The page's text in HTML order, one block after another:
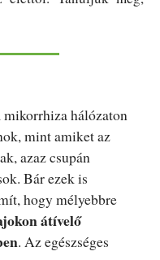
hálózaton
mint amiket az
azaz csupán
Bár ezek is
hogy mélyebbre
átívelő
. Az egészséges